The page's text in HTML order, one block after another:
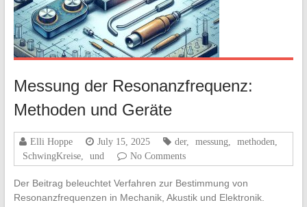
Messung der Resonanzfrequenz:
Methoden und Geräte
Elli Hoppe July 15, 2025 der, messung methoden
SchwingKreise, und No Comments
Der Beitrag beleuchtet Verfahren zur Bestimmung von
Resonanzfrequenzen in Mechanik, Akustik und Elektronik.